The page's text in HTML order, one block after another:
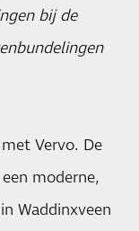
bij de
Vervo. De
moderne,
Waddinxveen